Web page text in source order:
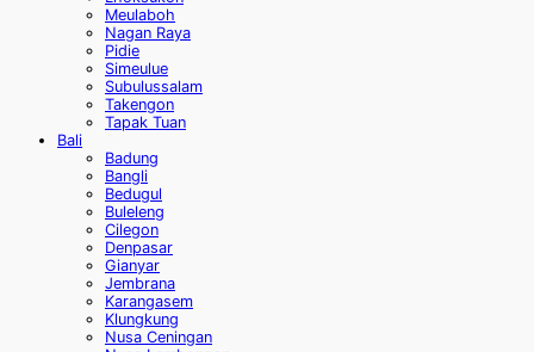
Meulaboh
Nagan Raya
Pidie
Simeulue
Subulussalam
Takengon
Tapak Tuan
Bali
Badung
Bangli
Bedugul
Buleleng
Cilegon
Denpasar
Gianyar
Jembrana
Karangasem
Klungkung
Nusa Ceningan